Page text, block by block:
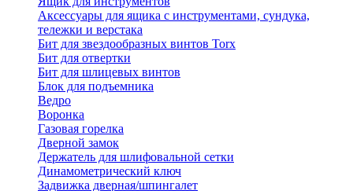
Аксессуары для ящика с инструментами, сундука,
тележки и верстака
Бит для звездообразных винтов Torx
Бит для отвертки
Бит для шлицевых винтов
Блок для подъемника
Ведро
Воронка
Газовая горелка
Дверной замок
Держатель для шлифовальной сетки
Динамометрический ключ
Задвижка дверная/шпингалет